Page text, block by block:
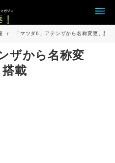
「マツダ6」アテンザから名称変更、新
ザから名称変
載